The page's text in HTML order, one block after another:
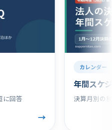
カレンダー
年間スケジュール
決算月別の税務・社